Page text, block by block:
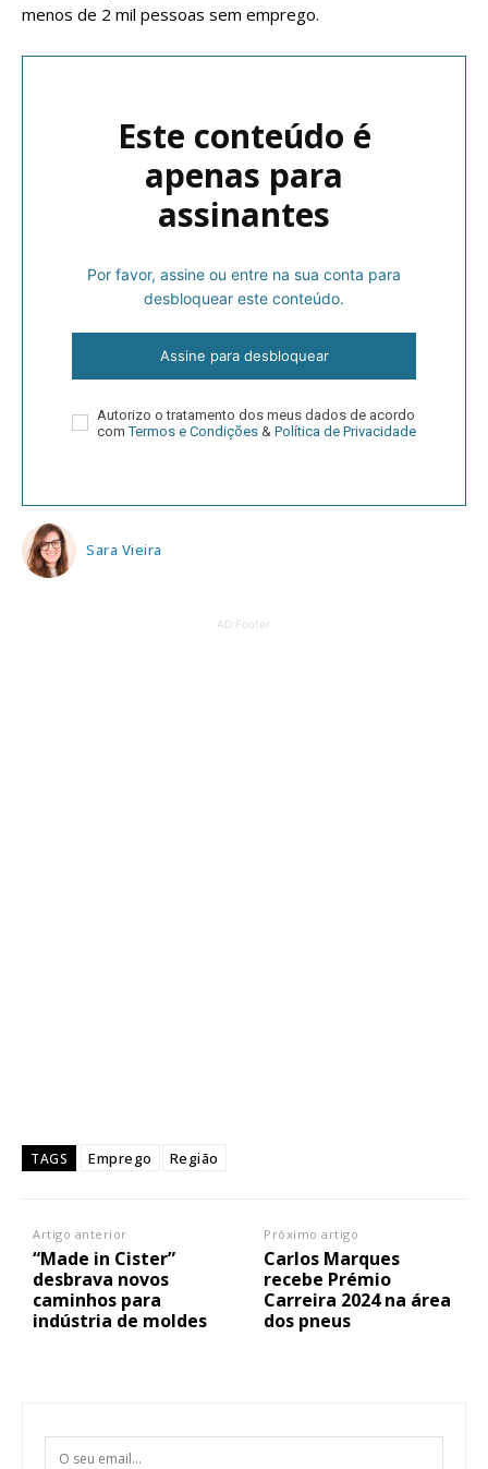
menos de 2 mil pessoas sem emprego.
Este conteúdo é
apenas para
assinantes
Por favor, assine ou entre na sua conta para
desbloquear este conteúdo.
Assine para desbloquear
Autorizo o tratamento dos meus dados de acordo
comTermos e Condições & Política de Privacidade
Sara Vieira
AD Footer
TAGS Emprego Região
Artigo anterior
“Made in Cister”
desbrava novos
caminhos para
indústria de moldes
Próximo artigo
Carlos Marques
recebe Prémio
Carreira 2024 na área
dos pneus